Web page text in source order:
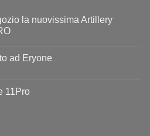
la nuovissima Artillery
ad Eryone
11Pro